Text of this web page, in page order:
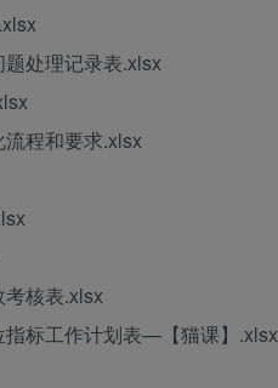
处理记录表.xlsx
程和要求.xlsx
核表.xlsx
指标工作计划表—【猫课】.xlsx